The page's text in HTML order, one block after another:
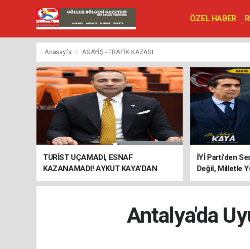
ÖZEL HABER
VEFAT EDENLER
Anasayfa ASAYİŞ - TRAFİK KAZASI
TURİST UÇAMADI, ESNAF
KAZANAMADI! AYKUT KAYA’DAN
"BAGAJ HAKKI" ÇAĞRISI
İYİ Parti’den
Değil, Milletle
Antalya'da